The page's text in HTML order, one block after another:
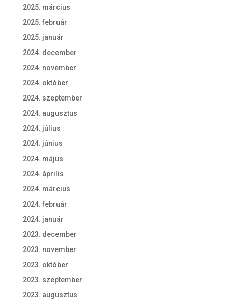
2025. március
2025. február
2025. január
2024. december
2024. november
2024. október
2024. szeptember
2024. augusztus
2024. július
2024. június
2024. május
2024. április
2024. március
2024. február
2024. január
2023. december
2023. november
2023. október
2023. szeptember
2023. augusztus